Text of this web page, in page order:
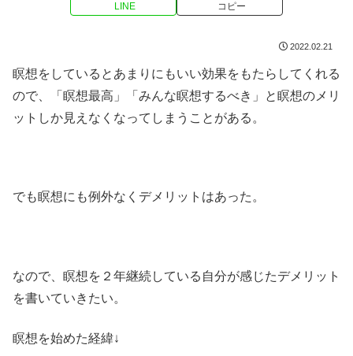
LINE コピー
2022.02.21
瞑想をしているとあまりにもいい効果をもたらしてくれる
ので、「瞑想最高」「みんな瞑想するべき」と瞑想のメリ
ットしか見えなくなってしまうことがある。
でも瞑想にも例外なくデメリットはあった。
なので、瞑想を２年継続している自分が感じたデメリット
を書いていきたい。
瞑想を始めた経緯↓